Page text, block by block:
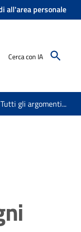
all'area personale
Cerca con IA
Tutti gli argomenti...